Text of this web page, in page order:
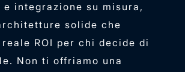
e integrazione su misura,
solide che
ROI per chi decide di
Non ti offriamo una